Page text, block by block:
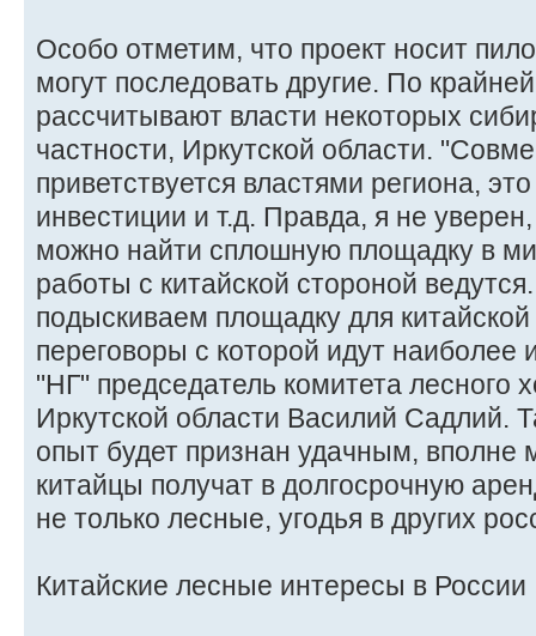
Особо отметим, что проект носит
могут последовать другие. По
рассчитывают власти некоторых
частности, Иркутской области.
приветствуется властями региона,
инвестиции и т.д. Правда, я не
можно найти сплошную площадку в
работы с китайской стороной
подыскиваем площадку для
переговоры с которой идут наиболее
"НГ" председатель комитета лесного
Иркутской области Василий Садлий.
опыт будет признан удачным, вполне
китайцы получат в долгосрочную
не только лесные, угодья в других
Китайские лесные интересы в России